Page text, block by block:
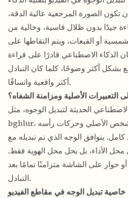
تكون الصورة المرجعية عالية الدقة،
جيدًا بدون ظلال قاسية، وخالية من
أو القبعات، ويتم التقاطها على
الذكاء الاصطناعي قادرًا على قراءة
أكثر وضوحًا، كلما كان التبادل
أكثر واقعية واتساقًا.
التعبيرات الأصلية ومزامنة الشفاه؟
الحديثة لتبديل الوجوه، مثل
bgblur، على تعبيرات وجه الشخص الأصلي وحركات رأسه
يتوافق الوجه الذي تم تبديله مع
الأداء، بل يحل محل الهوية فقط.
حوار على الشاشة متزامنًا تمامًا بعد
التبادل.
تبديل الوجه في مقاطع الفيديو